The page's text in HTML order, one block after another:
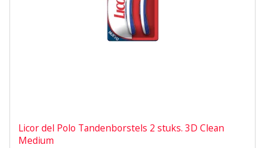
Licor del Polo Tandenborstels 2 stuks. 3D Clean
Medium